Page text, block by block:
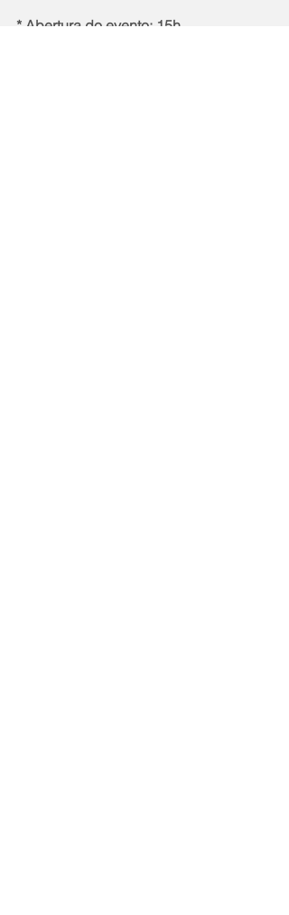
* Abertura do evento: 15h